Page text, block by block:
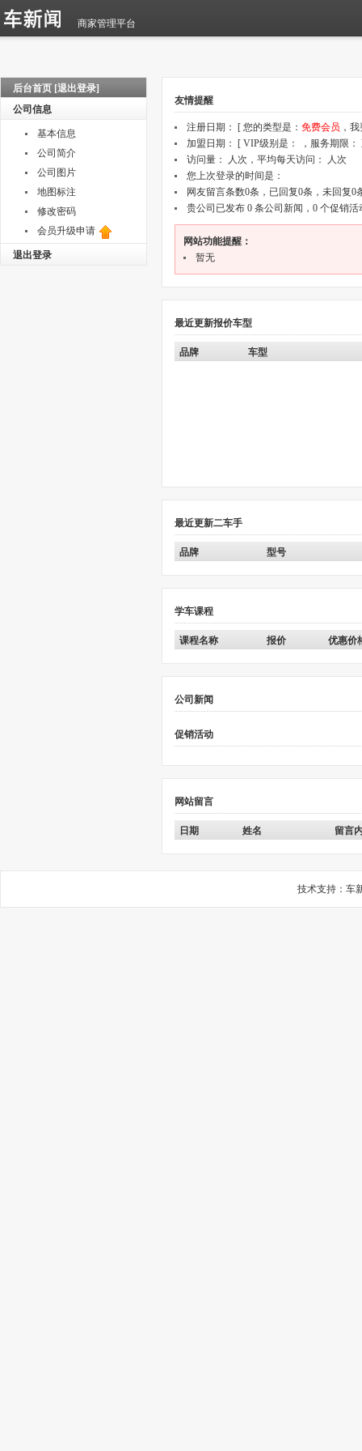
商家管理平台
后台首页 [退出登录]
公司信息
基本信息
公司简介
公司图片
地图标注
修改密码
会员升级申请
退出登录
技术支持： 车